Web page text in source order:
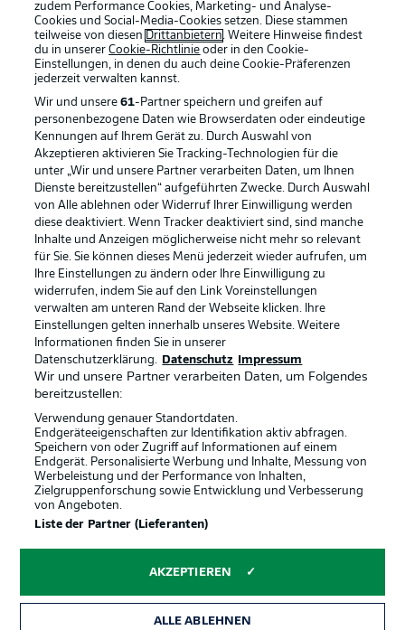
Rechtliche Hinweise Voreinstellungen verwalten
Datenschutz Nutzungsbedingungen
Broadcaster Kontakt
Jobs Impressum
Partner Spieler
Liveticker
© 2026 Bundesliga-Gruppe GmbH
Sprachauswahl
zudem Performance Cookies, Marketing- und Analyse-
Cookies und Social-Media-Cookies setzen. Diese stammen
teilweise von diesen Drittanbietern. Weitere Hinweise findest
du in unsererCookie-Richtlinie oder in den Cookie-
Einstellungen, in denen du auch deine Cookie-Präferenzen
jederzeit verwalten kannst.
Wir und unsere61-Partner speichern und greifen auf
personenbezogene Daten wie Browserdaten oder eindeutige
Kennungen auf Ihrem Gerät zu. Durch Auswahl von
Akzeptieren aktivieren Sie Tracking-Technologien für die
unter „Wir und unsere Partner verarbeiten Daten, um Ihnen
Dienste bereitzustellen“ aufgeführten Zwecke. Durch Auswahl
von Alle ablehnen oder Widerruf Ihrer Einwilligung werden
diese deaktiviert. Wenn Tracker deaktiviert sind, sind manche
Inhalte und Anzeigen möglicherweise nicht mehr so relevant
für Sie. Sie können dieses Menü jederzeit wieder aufrufen, um
Ihre Einstellungen zu ändern oder Ihre Einwilligung zu
widerrufen, indem Sie auf den Link Voreinstellungen
verwalten am unteren Rand der Webseite klicken. Ihre
Einstellungen gelten innerhalb unseres Website. Weitere
Informationen finden Sie in unserer
Datenschutzerklärung.
Datenschutz Impressum
Wir und unsere Partner verarbeiten Daten, um Folgendes
bereitzustellen:
Verwendung genauer Standortdaten.
Endgeräteeigenschaften zur Identifikation aktiv abfragen.
Speichern von oder Zugriff auf Informationen auf einem
Endgerät. Personalisierte Werbung und Inhalte, Messung von
Werbeleistung und der Performance von Inhalten,
Zielgruppenforschung sowie Entwicklung und Verbesserung
von Angeboten.
Liste der Partner (Lieferanten)
AKZEPTIEREN
ALLE ABLEHNEN